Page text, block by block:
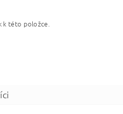
k této položce.